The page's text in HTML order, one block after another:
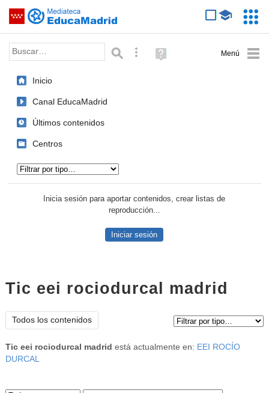
Saltar navegación
Palabra o frase: Búsqueda avanzada
Ayuda
(en
Inicio
Canal EducaMadrid
Últimos contenidos
Centros
Inicia sesión para aportar contenidos, crear listas de
reproducción...
Iniciar sesión
Tic eei rociodurcal madrid
Todos los contenidos
Tic eei rociodurcal madrid está actualmente en: EEI ROCÍO
DURCAL